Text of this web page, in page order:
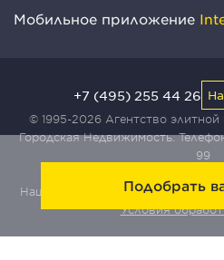
Подобрать
Мобильное приложение
© 1995-2026 Агентство
Городская Недвижимость.
99
Наш сайт защищен с помощью
Условия
+7 (495) 255 44 26